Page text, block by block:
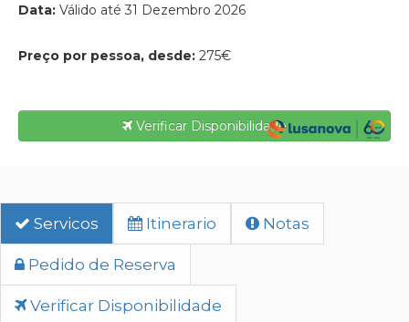
Data: Válido até 31 Dezembro 2026
Preço por pessoa, desde: 275€
Verificar Disponibilidade
Servicos Itinerario Notas
Pedido de Reserva
Verificar Disponibilidade